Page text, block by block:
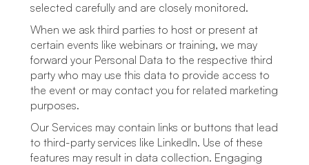
selected carefully and are closely monitored.
When we ask third parties to host or present at
certain events like webinars or training, we may
forward your Personal Data to the respective third
party who may use this data to provide access to
the event or may contact you for related marketing
purposes.
Our Services may contain links or buttons that lead
to third-party services like LinkedIn. Use of these
features may result in data collection. Engaging